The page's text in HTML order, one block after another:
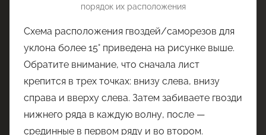
порядок их расположения
Схема расположения гвоздей/саморезов для
уклона более 15° приведена на рисунке выше.
Обратите внимание, что сначала лист
крепится в трех точках: внизу слева, внизу
справа и вверху слева. Затем забиваете гвозди
нижнего ряда в каждую волну, после —
срединные в первом ряду и во втором.